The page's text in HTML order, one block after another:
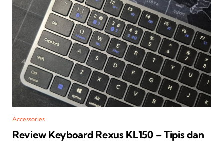
Accessories
Review Keyboard Rexus KL150 – Tipis dan